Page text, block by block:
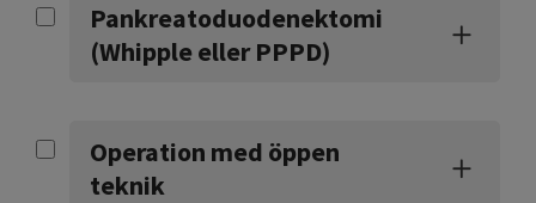
Pankreatoduodenektomi
(Whipple eller PPPD)
Operation med öppen
teknik